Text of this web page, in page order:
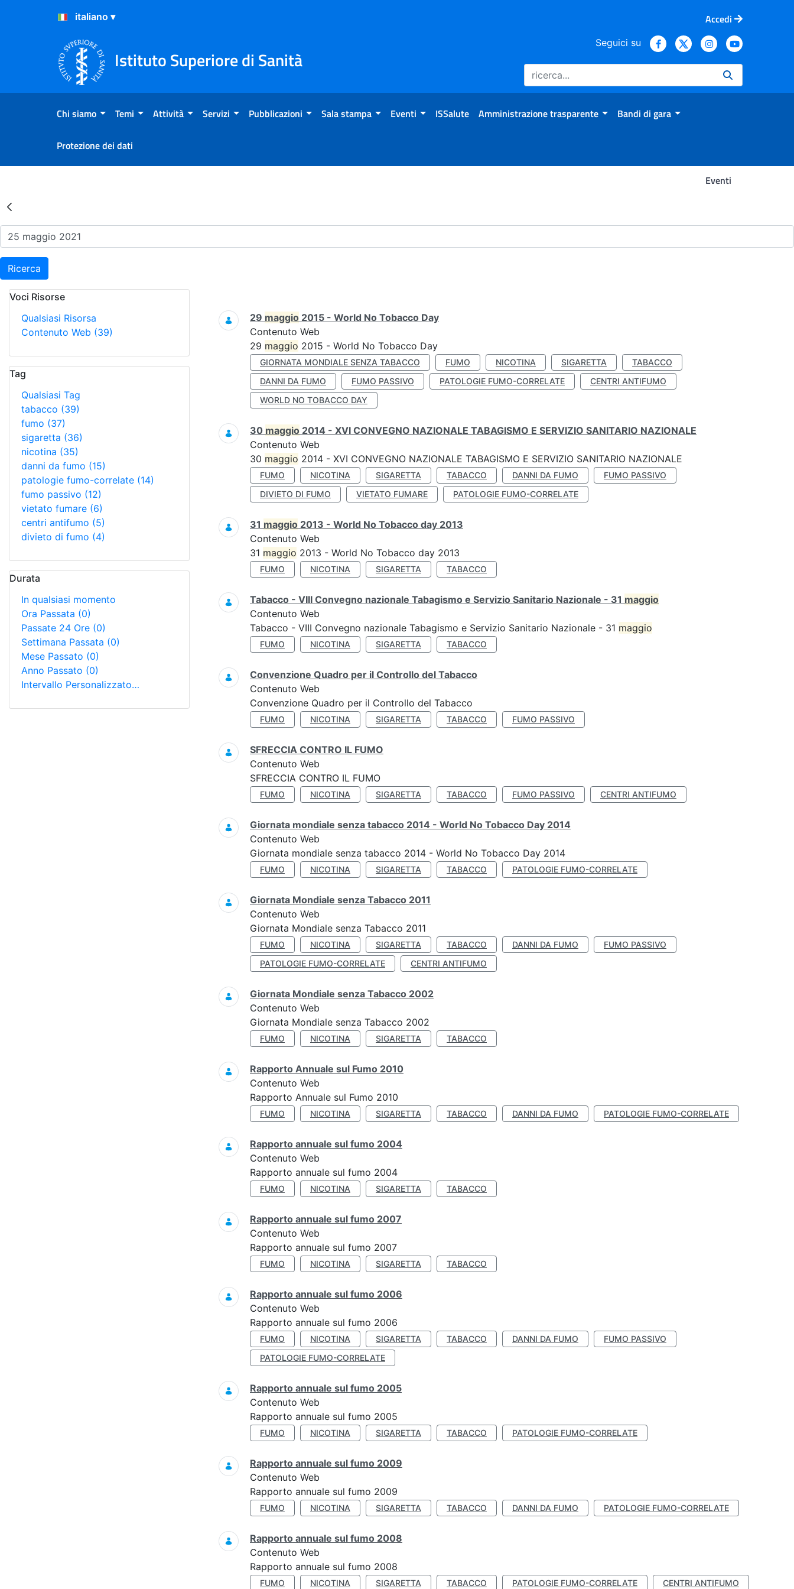
Salta al Contenuto
Salta al Footer
Accedi
Istituto Superiore di Sanità
Seguici su
Chi siamo Temi Attività Servizi Pubblicazioni Sala stampa Eventi ISSalute Amministrazione trasparente Bandi di gara
Protezione dei dati
Eventi
Risultati della Ricerca - Eventi
Ricerca
Voci Risorse
Qualsiasi Risorsa
Contenuto Web (39)
Tag
Qualsiasi Tag
tabacco (39)
fumo (37)
sigaretta (36)
nicotina (35)
danni da fumo (15)
patologie fumo-correlate (14)
fumo passivo (12)
vietato fumare (6)
centri antifumo (5)
divieto di fumo (4)
Durata
In qualsiasi momento
Ora Passata (0)
Passate 24 Ore (0)
Settimana Passata (0)
Mese Passato (0)
Anno Passato (0)
Intervallo Personalizzato…
Ricerca
29 maggio 2015 - World No Tobacco Day
Contenuto Web
29 maggio 2015 - World No Tobacco Day
GIORNATA MONDIALE SENZA TABACCO FUMO NICOTINA SIGARETTA
TABACCO
DANNI DA FUMO
FUMO PASSIVO PATOLOGIE FUMO-CORRELATE
CENTRI ANTIFUMO
WORLD NO TOBACCO DAY
30 maggio 2014 - XVI CONVEGNO NAZIONALE TABAGISMO E SERVIZIO SANITARIO NAZIONALE
Contenuto Web
30 maggio 2014 - XVI CONVEGNO NAZIONALE TABAGISMO E SERVIZIO SANITARIO NAZIONALE
FUMO NICOTINA SIGARETTA TABACCO DANNI DA FUMO
FUMO PASSIVO
DIVIETO DI FUMO
VIETATO FUMARE PATOLOGIE FUMO-CORRELATE
31 maggio 2013 - World No Tobacco day 2013
Contenuto Web
31 maggio 2013 - World No Tobacco day 2013
FUMO NICOTINA SIGARETTA TABACCO
Tabacco - VIII Convegno nazionale Tabagismo e Servizio Sanitario Nazionale - 31 maggio
Contenuto Web
Tabacco - VIII Convegno nazionale Tabagismo e Servizio Sanitario Nazionale - 31 maggio
FUMO NICOTINA SIGARETTA TABACCO
Convenzione Quadro per il Controllo del Tabacco
Contenuto Web
Convenzione Quadro per il Controllo del Tabacco
FUMO NICOTINA SIGARETTA TABACCO FUMO PASSIVO
SFRECCIA CONTRO IL FUMO
Contenuto Web
SFRECCIA CONTRO IL FUMO
FUMO NICOTINA SIGARETTA TABACCO FUMO PASSIVO CENTRI ANTIFUMO
Giornata mondiale senza tabacco 2014 - World No Tobacco Day 2014
Contenuto Web
Giornata mondiale senza tabacco 2014 - World No Tobacco Day 2014
FUMO NICOTINA SIGARETTA TABACCO PATOLOGIE FUMO-CORRELATE
Giornata Mondiale senza Tabacco 2011
Contenuto Web
Giornata Mondiale senza Tabacco 2011
FUMO NICOTINA SIGARETTA TABACCO DANNI DA FUMO
FUMO PASSIVO
PATOLOGIE FUMO-CORRELATE
CENTRI ANTIFUMO
Giornata Mondiale senza Tabacco 2002
Contenuto Web
Giornata Mondiale senza Tabacco 2002
FUMO NICOTINA SIGARETTA TABACCO
Rapporto Annuale sul Fumo 2010
Contenuto Web
Rapporto Annuale sul Fumo 2010
FUMO NICOTINA SIGARETTA TABACCO DANNI DA FUMO PATOLOGIE FUMO-CORRELATE
Rapporto annuale sul fumo 2004
Contenuto Web
Rapporto annuale sul fumo 2004
FUMO NICOTINA SIGARETTA TABACCO
Rapporto annuale sul fumo 2007
Contenuto Web
Rapporto annuale sul fumo 2007
FUMO NICOTINA SIGARETTA TABACCO
Rapporto annuale sul fumo 2006
Contenuto Web
Rapporto annuale sul fumo 2006
FUMO NICOTINA SIGARETTA TABACCO DANNI DA FUMO
FUMO PASSIVO
PATOLOGIE FUMO-CORRELATE
Rapporto annuale sul fumo 2005
Contenuto Web
Rapporto annuale sul fumo 2005
FUMO NICOTINA SIGARETTA TABACCO PATOLOGIE FUMO-CORRELATE
Rapporto annuale sul fumo 2009
Contenuto Web
Rapporto annuale sul fumo 2009
FUMO NICOTINA SIGARETTA TABACCO DANNI DA FUMO PATOLOGIE FUMO-CORRELATE
Rapporto annuale sul fumo 2008
Contenuto Web
Rapporto annuale sul fumo 2008
FUMO NICOTINA SIGARETTA TABACCO PATOLOGIE FUMO-CORRELATE CENTRI ANTIFUMO